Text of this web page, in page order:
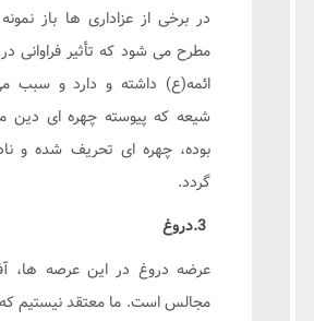
در برخی از عزاداری ها باز
مطرح می شود که تأثیر فراوانی
ائمه(ع) داشته و دارد و سبب
شیعه که پیوسته چهره ای دین
بوده، چهره ای تحریف شده و
گردد.
3.دروغ
عرضه دروغ در این عرصه ها،
مجالس است. ما معتقد نیستیم